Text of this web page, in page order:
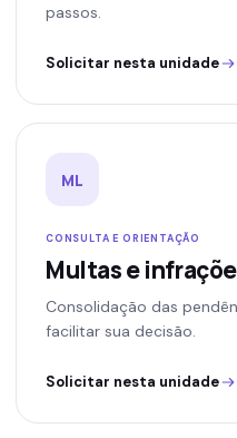
passos.
Solicitar nesta unidade
ML
CONSULTA E ORIENTAÇÃO
Multas e
Consolidação das
facilitar sua decisão.
Solicitar nesta unidade